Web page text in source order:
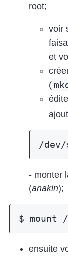
root;
voir
et
(
/dev/
- monter
(anakin);
$ mount
ensuite